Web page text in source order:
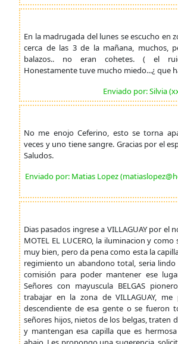
En la madrugada del lunes se escucho en
cerca de las 3 de la mañana, muchos,
balazos.. no eran cohetes. ( el
Honestamente tuve mucho miedo...¿ que
Enviado por: Silvia
No me enojo Ceferino, esto se torna
veces y uno tiene sangre. Gracias por el
Saludos.
Enviado por: Matias Lopez
Dias pasados ingrese a VILLAGUAY por el
MOTEL EL LUCERO, la iluminacion y
muy bien, pero da pena como esta la
regimiento un abandono total, seria
comisión para poder mantener ese
Señores con mayuscula BELGAS
trabajar en la zona de VILLAGUAY,
descendiente de esa gente o se fueron
señores hijos, nietos de los belgas, traten
y mantengan esa capilla que es